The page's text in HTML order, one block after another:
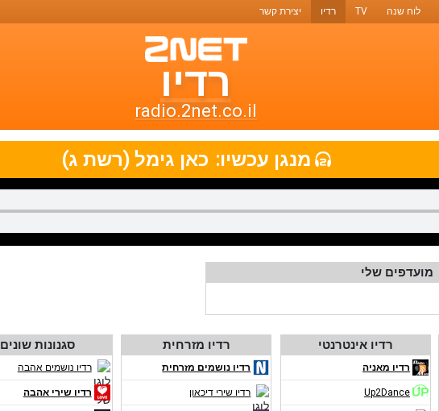
לוח שנה TV רדיו יצירת קשר
רדיו
טו-נט
רדיו
radio.2net.co.il
תחנות
רדיו
ואתרי
מוזיקה
מנגן עכשיו: כאן גימל (רשת ג)
מועדפים שלי
רדיו אינטרנטי
רדיו מאניה
Up2Dance
רדיו מזרחית
רדיו נושמים מזרחית
רדיו שירי דיכאון
סגנונות שונים
רדיו נושמים אהבה
רדיו שירי אהבה